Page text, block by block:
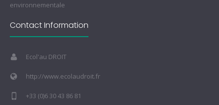
environnementale
Contact Information
Ecol'au DROIT
http://www.ecolaudroit.fr
+33 (0)6 30 43 86 81